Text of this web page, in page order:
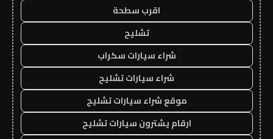
اقرب سطحة
تشليح
شراء سيارات سكراب
شراء سيارات تشليح
موقع شراء سيارات تشليح
ارقام يشترون سيارات تشليح